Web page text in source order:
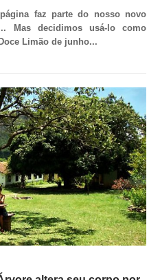
faz parte do nosso novo
Mas decidimos usá-lo como
Limão de junho...